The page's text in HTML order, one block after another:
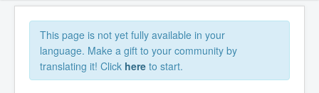
This page is not yet fully available in your
language. Make a gift to your community by
translating it! Click here to start.